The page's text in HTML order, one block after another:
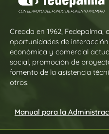
Creada en 1962,
oportunidades de
económica y comercial
social, promoción de
fomento de la asistencia
otros.
Manual para la